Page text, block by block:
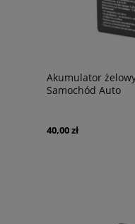
Akumulator
Samochód Auto
40,00 zł